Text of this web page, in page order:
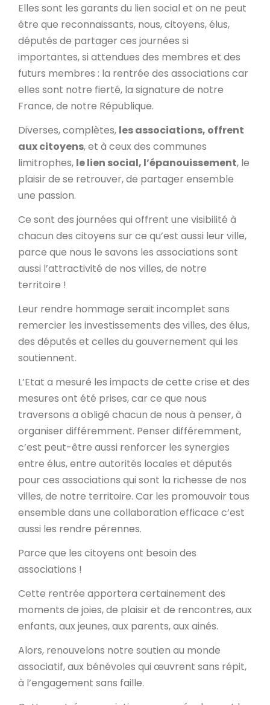
Elles sont les garants du lien social et on ne peut
être que reconnaissants, nous, citoyens, élus,
députés de partager ces journées si
importantes, si attendues des membres et des
futurs membres : la rentrée des associations car
elles sont notre fierté, la signature de notre
France, de notre République.
Diverses, complètes, les associations, offrent
aux citoyens, et à ceux des communes
limitrophes, le lien social, l’épanouissement, le
plaisir de se retrouver, de partager ensemble
une passion.
Ce sont des journées qui offrent une visibilité à
chacun des citoyens sur ce qu’est aussi leur ville,
parce que nous le savons les associations sont
aussi l’attractivité de nos villes, de notre
territoire !
Leur rendre hommage serait incomplet sans
remercier les investissements des villes, des élus,
des députés et celles du gouvernement qui les
soutiennent.
L’Etat a mesuré les impacts de cette crise et des
mesures ont été prises, car ce que nous
traversons a obligé chacun de nous à penser, à
organiser différemment. Penser différemment,
c’est peut-être aussi renforcer les synergies
entre élus, entre autorités locales et députés
pour ces associations qui sont la richesse de nos
villes, de notre territoire. Car les promouvoir tous
ensemble dans une collaboration efficace c’est
aussi les rendre pérennes.
Parce que les citoyens ont besoin des
associations !
Cette rentrée apportera certainement des
moments de joies, de plaisir et de rencontres, aux
enfants, aux jeunes, aux parents, aux ainés.
Alors, renouvelons notre soutien au monde
associatif, aux bénévoles qui œuvrent sans répit,
à l’engagement sans faille.